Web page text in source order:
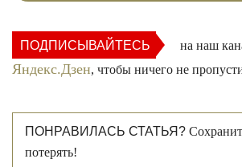
ПОДПИСЫВАЙТЕСЬ на наш
Яндекс.Дзен, чтобы ничего не
ПОНРАВИЛАСЬ СТАТЬЯ?
потерять!